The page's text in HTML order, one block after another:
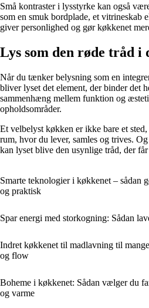
Små kontraster i lysstyrke kan også
som en smuk bordplade, et vitrineskab
giver personlighed og gør køkkenet
Lys som den røde tråd i
Når du tænker belysning som en
bliver lyset det element, der binder det
sammenhæng mellem funktion og
opholdsområder.
Et velbelyst køkken er ikke bare et
rum, hvor du lever, samles og trives.
kan lyset blive den usynlige tråd, der
Smarte teknologier i køkkenet – sådan
og praktisk
Spar energi med storkogning: Sådan
Indret køkkenet til madlavning til
og flow
Boheme i køkkenet: Sådan vælger du
og varme